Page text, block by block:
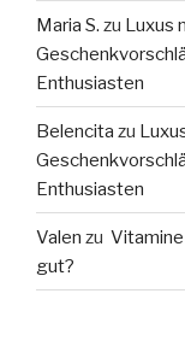
Maria S. zu Luxus
Enthusiasten
Belencita zu
Enthusiasten
Valen zu
gut?